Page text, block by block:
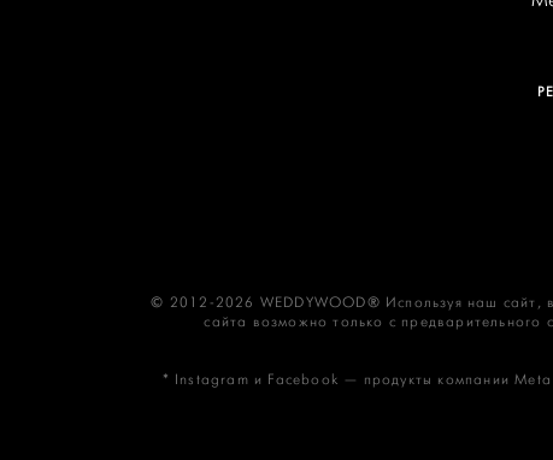
© 2012-2026 WEDDYWOOD® Используя наш сайт,
сайта возможно только с
* Instagram и Facebook — продукты компании Meta